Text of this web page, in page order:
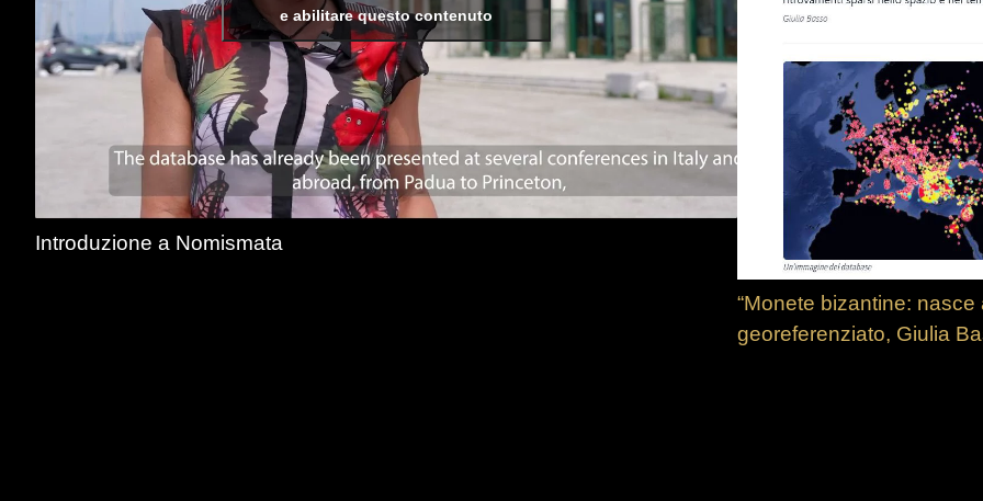
e abilitare questo contenuto
Introduzione a Nomismata
“Monete bizantine:
georeferenziato, Giulia